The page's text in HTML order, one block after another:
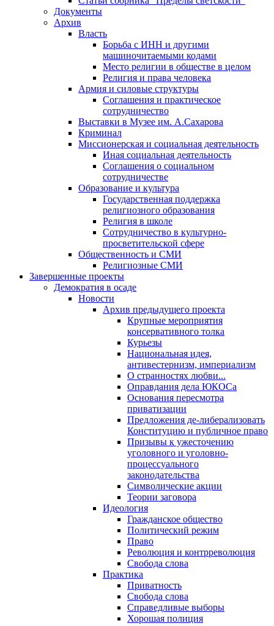
Документы
Архив
Власть
Борьба с ИНН и другими
машиночитаемыми кодами
Место религии в обществе в целом
Религия и права человека
Армия и силовые структуры
Соглашения и практическое
сотрудничество
Выставки в Музее им. А.Сахарова
Криминал
Миссионерская и социальная деятельность
Иная социальная деятельность
Соглашения о социальном
сотрудничестве
Образование и культура
Государственная поддержка
религиозного образования
Религия в школе
Сотрудничество в культурно-
просветительской сфере
Общественность и СМИ
Религиозные СМИ
Завершенные проекты
Демократия в осаде
Новости
Архив предыдущего проекта
Крупные мероприятия
консервативного толка
Курьезы
Национальная идея,
антивестернизм, империализм
О странностях любви...
Оправдания дела ЮКОСа
Основания пересмотра
приватизации
Предложения де-либерализовать
Конституцию и публичное право
Призывы к ужесточению
уголовного и уголовно-
процессуального
законодательства
Символические акции
Теории заговора
Идеология
Гражданское общество
Политический режим
Право
Революция и контрреволюция
Свобода слова
Практика
Приватность
Свобода слова
Справедливые выборы
Хорошая полиция